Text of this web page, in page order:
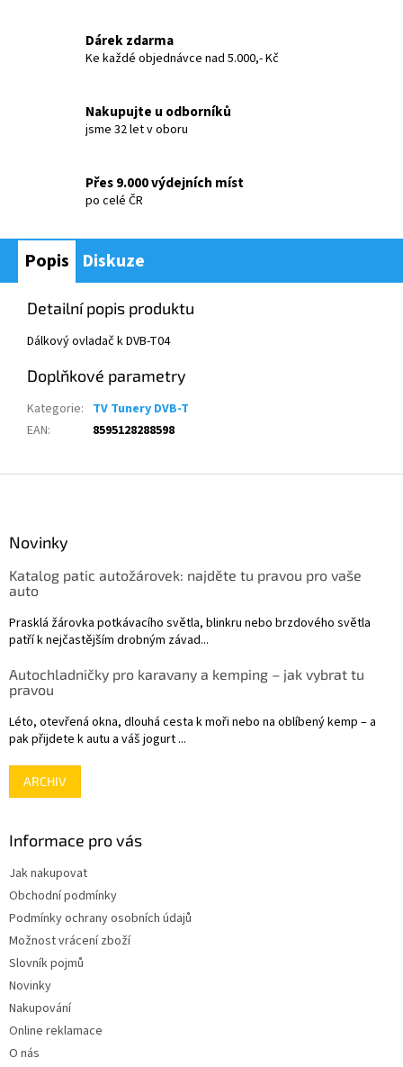
Dárek zdarma
Ke každé objednávce nad 5.000,- Kč
Nakupujte u odborníků
jsme 32 let v oboru
Přes 9.000 výdejních míst
po celé ČR
Popis Diskuze
Detailní popis produktu
Dálkový ovladač k DVB-T04
Doplňkové parametry
Kategorie: TV Tunery DVB-T
EAN: 8595128288598
Novinky
Katalog patic autožárovek: najděte tu pravou pro vaše
auto
Prasklá žárovka potkávacího světla, blinkru nebo brzdového světla
patří k nejčastějším drobným závad...
Autochladničky pro karavany a kemping – jak vybrat tu
pravou
Léto, otevřená okna, dlouhá cesta k moři nebo na oblíbený kemp – a
pak přijdete k autu a váš jogurt ...
ARCHIV
Informace pro vás
Jak nakupovat
Obchodní podmínky
Podmínky ochrany osobních údajů
Možnost vrácení zboží
Slovník pojmů
Novinky
Nakupování
Online reklamace
O nás